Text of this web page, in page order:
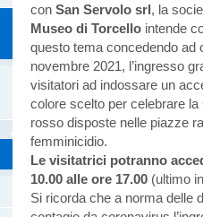
conSan Servolo srl, la
Museo di Torcello intende
questo tema concedendo ad
novembre 2021, l’ingresso
visitatori ad indossare un
colore scelto per celebrare
rosso disposte nelle piazze
femminicidio.
Le visitatrici potranno
10.00 alle ore 17.00 (ultimo
Si ricorda che a norma delle